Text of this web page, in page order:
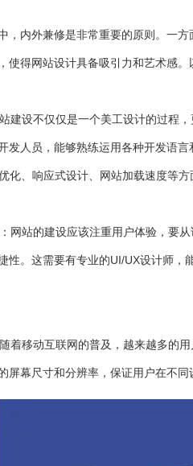
，内外兼修是非常重要的原则。一
使得网站设计具备吸引力和艺术感。
建设不仅仅是一个美工设计的过程
发人员，能够熟练运用各种开发语
化、响应式设计、网站加载速度等方
网站的建设应该注重用户体验，要
性。这需要有专业的UI/UX设计师
着移动互联网的普及，越来越多的
屏幕尺寸和分辨率，保证用户在不同